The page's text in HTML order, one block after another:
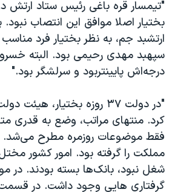
"تیمسار قره باغی رئیس ستاد ارتش
بختیار اصلا موافق این انتصاب
ارتشبد جم، به نظر بختیار فرد
سپهبد مهدی رحیمی بود. البته
درجه‌اش پایین‎تربود و سرلشگر بود."
"در دولت ۳۷ روزه بختیار،
کرد. منتهای مراتب، وضع به قدری
فقط موضوعات روزمره مطرح می‌شد.
مملکت را گرفته بود. امور کشور
شغل نبود، بانک‌ها بسته بودند. در
گرفتاری هایی وجود داشت. در قسمت